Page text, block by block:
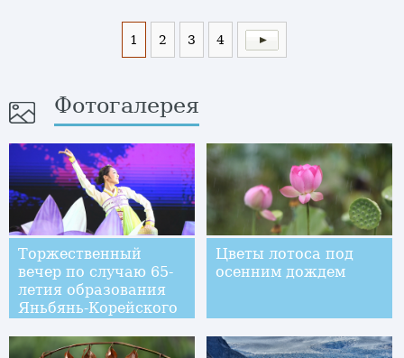
1 2 3 4
Фотогалерея
Торжественный
вечер по случаю 65-
летия образования
Яньбянь-Корейского
Цветы лотоса под
осенним дождем